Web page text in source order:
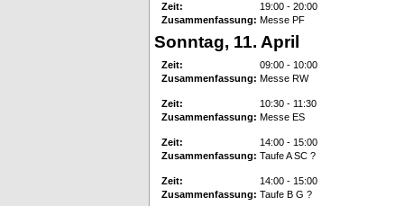
Zeit:
19:00 - 20:00
Zusammenfassung: Messe PF
Sonntag, 11. April
Zeit:
09:00 - 10:00
Zusammenfassung: Messe RW
Zeit:
10:30 - 11:30
Zusammenfassung: Messe ES
Zeit:
14:00 - 15:00
Zusammenfassung: Taufe A SC ?
Zeit:
14:00 - 15:00
Zusammenfassung: Taufe B G ?